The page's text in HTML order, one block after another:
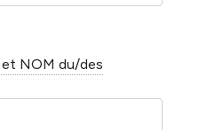
NOM du/des